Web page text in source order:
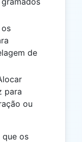
de
para
ou
que os